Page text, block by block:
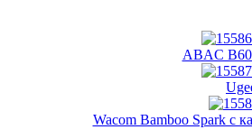
ABAC
Wacom Bamboo Spark с